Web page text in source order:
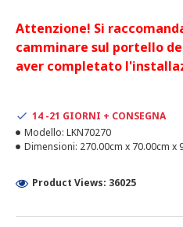
Attenzione! Si
camminare sul portello
aver completato
14 -21 GIORNI + CONSEGNA
Modello: LKN70270
Dimensioni: 270.00cm x 70.00cm x
Product Views: 36025